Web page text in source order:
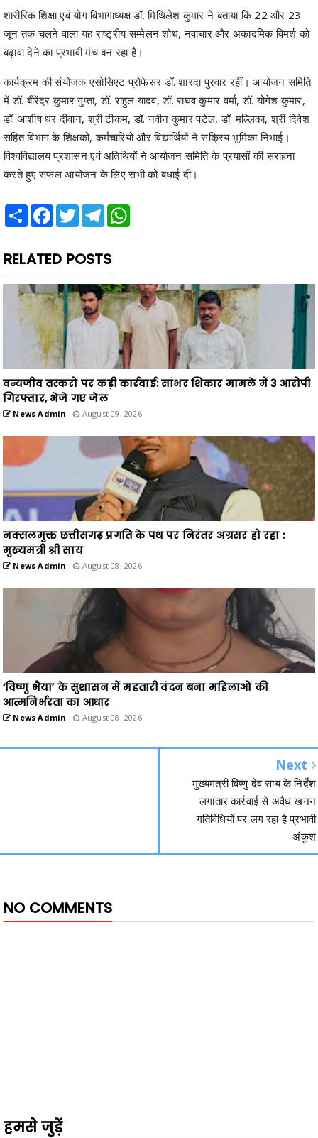
शारीरिक शिक्षा एवं योग विभागाध्यक्ष डॉ. मिथिलेश कुमार ने बताया कि 22 और 23
जून तक चलने वाला यह राष्ट्रीय सम्मेलन शोध, नवाचार और अकादमिक विमर्श को
बढ़ावा देने का प्रभावी मंच बन रहा है।
कार्यक्रम की संयोजक एसोसिएट प्रोफेसर डॉ. शारदा पुरवार रहीं। आयोजन समिति
में डॉ. बीरेंद्र कुमार गुप्ता, डॉ. राहुल यादव, डॉ. राघव कुमार वर्मा, डॉ. योगेश कुमार,
डॉ. आशीष धर दीवान, श्री टीकम, डॉ. नवीन कुमार पटेल, डॉ. मल्लिका, श्री दिवेश
सहित विभाग के शिक्षकों, कर्मचारियों और विद्यार्थियों ने सक्रिय भूमिका निभाई।
विश्वविद्यालय प्रशासन एवं अतिथियों ने आयोजन समिति के प्रयासों की सराहना
करते हुए सफल आयोजन के लिए सभी को बधाई दी।
Share Facebook
TwitterTelegram
RELATED POSTS
वन्यजीव तस्करों पर कड़ी कार्रवाई: सांभर शिकार मामले में 3 आरोपी
गिरफ्तार, भेजे गए जेल
News Admin August 09, 2026
नक्सलमुक्त छत्तीसगढ़ प्रगति के पथ पर निरंतर अग्रसर हो रहा :
मुख्यमंत्री श्री साय
News Admin August 08, 2026
‘विष्णु भैया’ के सुशासन में महतारी वंदन बना महिलाओं की
आत्मनिर्भरता का आधार
News Admin August 08, 2026
Next
मुख्यमंत्री विष्णु देव साय के निर्देश
लगातार कार्रवाई से अवैध खनन
गतिविधियों पर लग रहा है प्रभावी
अंकुश
NO COMMENTS
हमसे जुड़ें